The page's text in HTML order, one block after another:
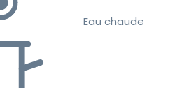
Eau chaude